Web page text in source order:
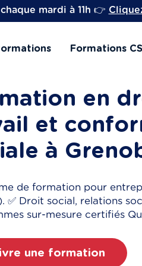
mardi à 11h 👉
Formations
en
et
à
de formation pour
✅ Droit social, relations
sur-mesure certifiés
une formation